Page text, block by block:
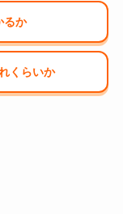
るか
くらいか